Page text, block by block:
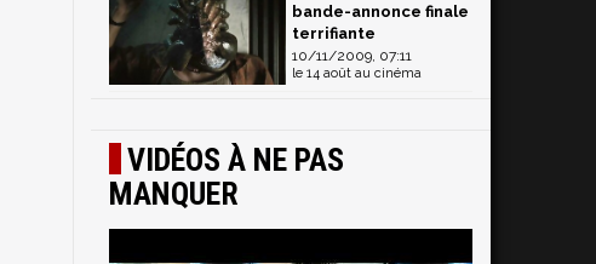
bande-annonce finale
terrifiante
10/11/2009, 07:11
le 14 août au cinéma
VIDÉOS À NE PAS
MANQUER